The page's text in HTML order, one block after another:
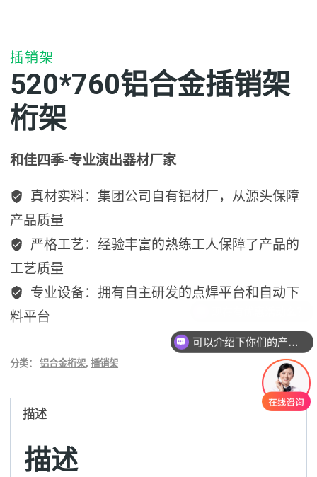
插销架
520*760铝合金插销架
桁架
和佳四季-专业演出器材厂家
真材实料：集团公司自有铝材厂，从源头保障
产品质量
严格工艺：经验丰富的熟练工人保障了产品的
工艺质量
专业设备：拥有自主研发的点焊平台和自动下
料平台
分类：铝合金桁架,插销架
描述
描述
可以介绍下你们的产品么？